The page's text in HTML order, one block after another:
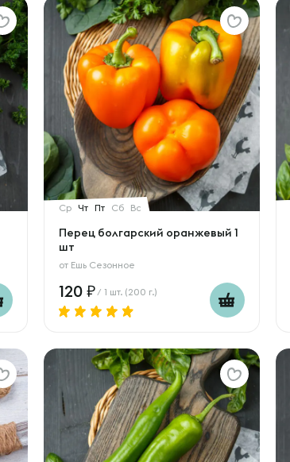
Ср Чт Пт Сб Вс
Перец болгарский оранжевый 1
шт
от Ешь Сезонное
120 / 1 шт. (200 г.)